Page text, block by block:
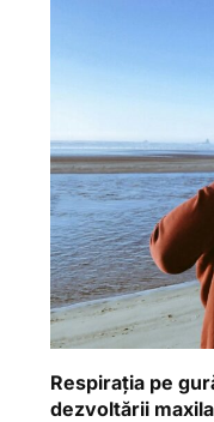
Respirația pe
dezvoltării